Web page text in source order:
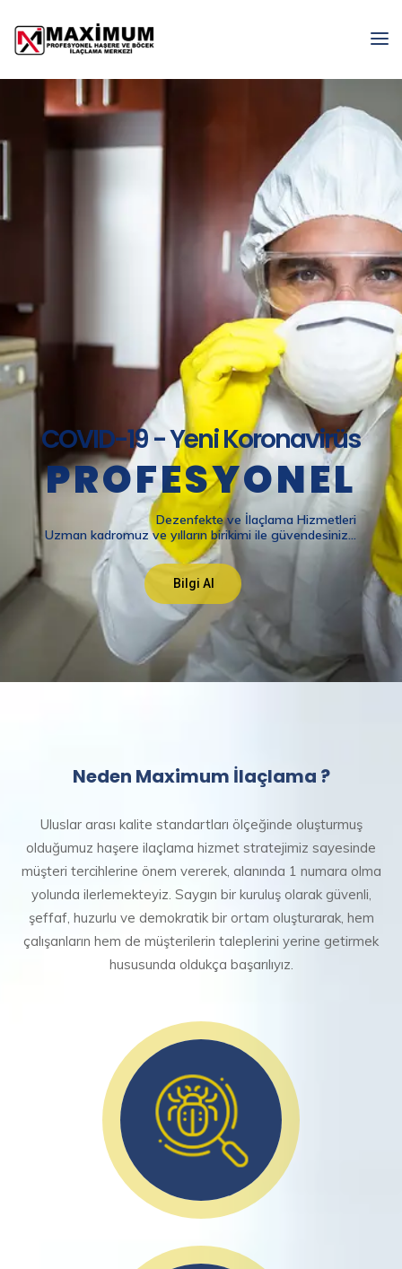
Neden Maximum İlaçlama ?
Uluslar arası kalite standartları ölçeğinde oluşturmuş
olduğumuz haşere ilaçlama hizmet stratejimiz sayesinde
müşteri tercihlerine önem vererek, alanında 1 numara olma
yolunda ilerlemekteyiz. Saygın bir kuruluş olarak güvenli,
şeffaf, huzurlu ve demokratik bir ortam oluşturarak, hem
çalışanların hem de müşterilerin taleplerini yerine getirmek
hususunda oldukça başarılıyız.